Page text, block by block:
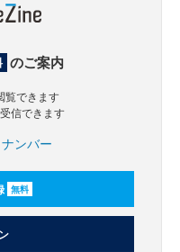
のご案内
覧できます
信できます
ンバー
無料